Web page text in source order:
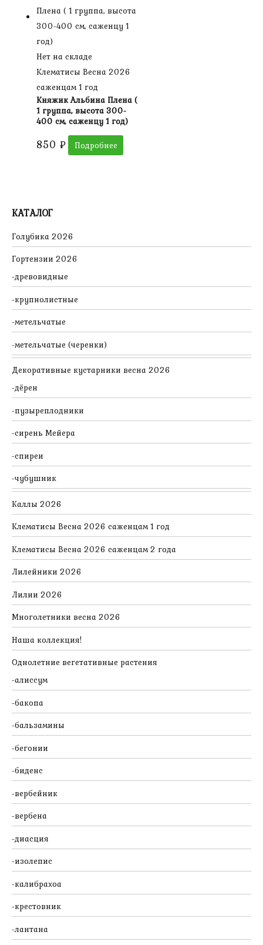
КАТАЛОГ
Голубика 2026
Гортензии 2026
древовидные
крупнолистные
метельчатые
метельчатые (черенки)
Декоративные кустарники весна 2026
дёрен
пузыреплодники
сирень Мейера
спиреи
чубушник
Каллы 2026
Клематисы Весна 2026 саженцам 1 год
Клематисы Весна 2026 саженцам 2 года
Лилейники 2026
Лилии 2026
Многолетники весна 2026
Наша коллекция!
Однолетние вегетативные растения
алиссум
бакопа
бальзамины
бегонии
биденс
вербейник
вербена
диасция
изолепис
калибрахоа
крестовник
лантана
Нет на складе
Клематисы Весна 2026
саженцам 1 год
Княжик Альбина Плена (
1 группа, высота 300-
400 см, саженцу 1 год)
850 ₽ Подробнее